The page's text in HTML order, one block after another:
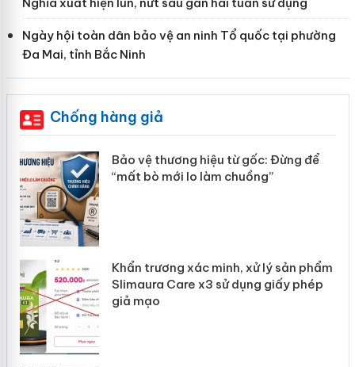
Ngày hội toàn dân bảo vệ an ninh Tổ quốc tại phường
Đa Mai, tỉnh Bắc Ninh
Chống hàng giả
Bảo vệ thương hiệu từ gốc: Đừng để
“mất bò mới lo làm chuồng”
Khẩn trương xác minh, xử lý sản phẩm
Slimaura Care x3 sử dụng giấy phép
giả mạo